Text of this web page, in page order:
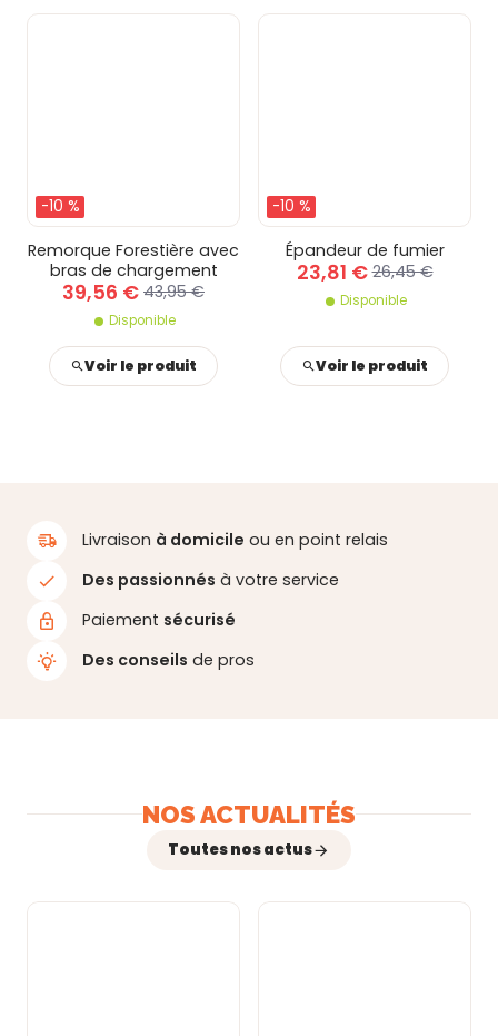
-10 %
Remorque Forestière avec
bras de chargement
39,56 € 43,95 €
Disponible
Voir le produit
-10 %
Épandeur de fumier
23,81 € 26,45 €
Disponible
Voir le produit
Livraison à domicile ou en point relais
Des passionnés à votre service
Paiement sécurisé
Des conseils de pros
NOS ACTUALITÉS
Toutes nos actus